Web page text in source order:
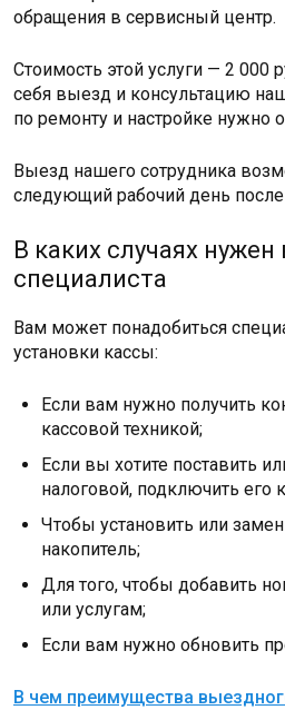
обращения в сервисный центр.
Стоимость этой услуги — 2 000
себя выезд и консультацию
по ремонту и настройке нужно
Выезд нашего сотрудника
следующий рабочий день
В каких случаях
специалиста
Вам может понадобиться
установки кассы:
Если вам нужно получить
кассовой техникой;
Если вы хотите поставить
налоговой, подключить его
Чтобы установить или
накопитель;
Для того, чтобы добавить
или услугам;
Если вам нужно обновить
В чем преимущества